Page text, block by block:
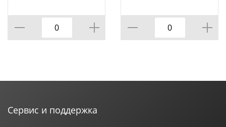
магнитах, 1/240
Сервис и поддержка